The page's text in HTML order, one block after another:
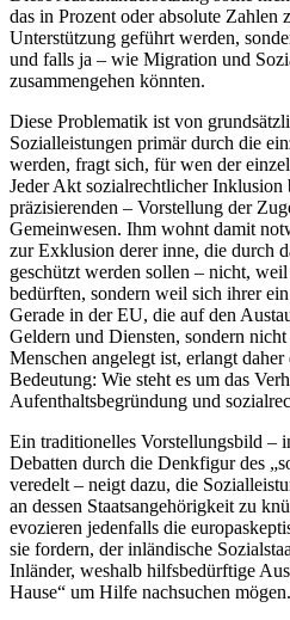
das in Prozent oder absolute Zahlen
Unterstützung geführt werden,
und falls ja – wie Migration und
zusammengehen könnten.
Diese Problematik ist von
Sozialleistungen primär durch die
werden, fragt sich, für wen der
Jeder Akt sozialrechtlicher Inklusion
präzisierenden – Vorstellung der
Gemeinwesen. Ihm wohnt damit
zur Exklusion derer inne, die durch
geschützt werden sollen – nicht,
bedürften, sondern weil sich ihrer
Gerade in der EU, die auf den
Geldern und Diensten, sondern
Menschen angelegt ist, erlangt
Bedeutung: Wie steht es um das
Aufenthaltsbegründung und
Ein traditionelles Vorstellungsbild –
Debatten durch die Denkfigur des
veredelt – neigt dazu, die
an dessen Staatsangehörigkeit zu
evozieren jedenfalls die
sie fordern, der inländische
Inländer, weshalb hilfsbedürftige
Hause“ um Hilfe nachsuchen mögen.